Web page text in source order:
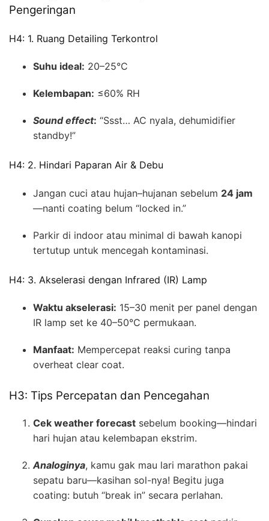
Pengeringan
H4: 1. Ruang Detailing Terkontrol
Suhu ideal: 20–25°C
Kelembapan: ≤60% RH
Sound effect: “Ssst… AC nyala, dehumidifier
standby!”
H4: 2. Hindari Paparan Air & Debu
Jangan cuci atau hujan–hujanan sebelum 24 jam
—nanti coating belum “locked in.”
Parkir di indoor atau minimal di bawah kanopi
tertutup untuk mencegah kontaminasi.
H4: 3. Akselerasi dengan Infrared (IR) Lamp
Waktu akselerasi: 15–30 menit per panel dengan
IR lamp set ke 40–50°C permukaan.
Manfaat: Mempercepat reaksi curing tanpa
overheat clear coat.
H3: Tips Percepatan dan Pencegahan
Cek weather forecast sebelum booking—hindari
hari hujan atau kelembapan ekstrim.
Analoginya, kamu gak mau lari marathon pakai
sepatu baru—kasihan sol-nya! Begitu juga
coating: butuh “break in” secara perlahan.